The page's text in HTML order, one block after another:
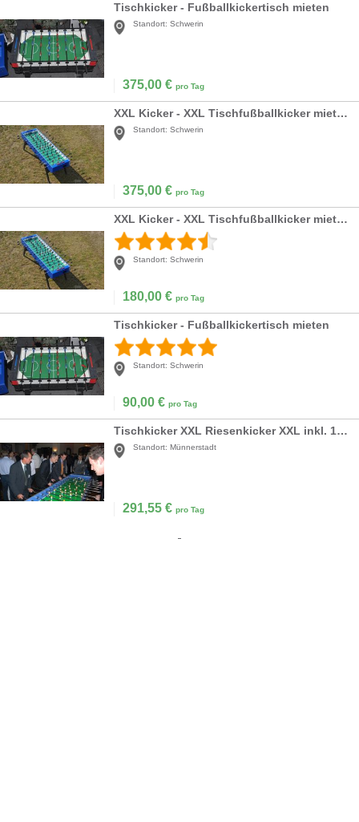
Tischkicker - Fußballkickertisch mieten
Standort: Schwerin
375,00 € pro Tag
XXL Kicker - XXL Tischfußballkicker mieten
Standort: Schwerin
375,00 € pro Tag
XXL Kicker - XXL Tischfußballkicker mieten
Standort: Schwerin
180,00 € pro Tag
Tischkicker - Fußballkickertisch mieten
Standort: Schwerin
90,00 € pro Tag
Tischkicker XXL Riesenkicker XXL inkl. 19% MwSt.
Standort: Münnerstadt
291,55 € pro Tag